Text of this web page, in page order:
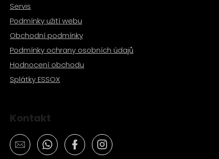
Servis
Podmínky užití webu
Obchodní podmínky
Podmínky ochrany osobních údajů
Hodnocení obchodu
Splátky ESSOX
Kontakt